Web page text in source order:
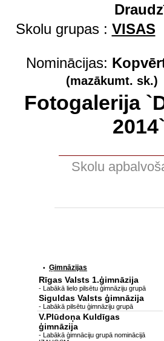
Skolu grupas : VISAS
Nominācijas:
(mazākumt. sk.)
Fotogalerija
Skolu
• Ģimnāzijas
Rīgas Valsts 1.ģimnāzija
- Labākā lielo pilsētu ģimnāziju grupā
Siguldas Valsts ģimnāzija
- Labākā pilsētu ģimnāziju grupā
V.Plūdoņa Kuldīgas
ģimnāzija
- Labākā ģimnāciju grupā nominācijā